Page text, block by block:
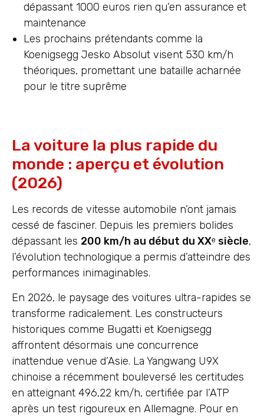
dépassant 1000 euros rien qu’en assurance et
maintenance
Les prochains prétendants comme la
Koenigsegg Jesko Absolut visent 530 km/h
théoriques, promettant une bataille acharnée
pour le titre suprême
La voiture la plus rapide du
monde : aperçu et évolution
(2026)
Les records de vitesse automobile n’ont jamais
cessé de fasciner. Depuis les premiers bolides
dépassant les 200 km/h au début du XXᵉ siècle,
l’évolution technologique a permis d’atteindre des
performances inimaginables.
En 2026, le paysage des voitures ultra-rapides se
transforme radicalement. Les constructeurs
historiques comme Bugatti et Koenigsegg
affrontent désormais une concurrence
inattendue venue d’Asie. La Yangwang U9X
chinoise a récemment bouleversé les certitudes
en atteignant 496,22 km/h, certifiée par l’ATP
après un test rigoureux en Allemagne. Pour en